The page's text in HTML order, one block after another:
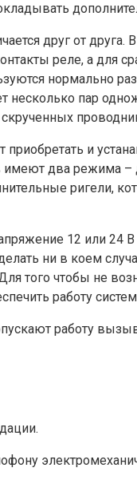
друг от друга.
реле, а для
нормально
несколько пар
и
два режима –
ригели,
12 или 24
ни в коем
того чтобы не
работу
работу